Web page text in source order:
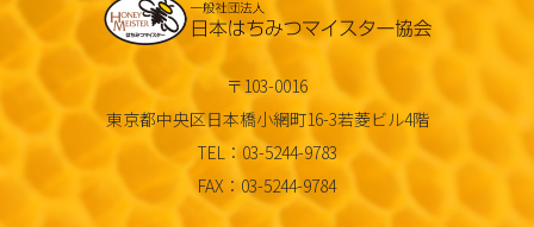
〒103-0016
東京都中央区日本橋小網町16-3若菱ビル4階
TEL：03-5244-9783
FAX：03-5244-9784